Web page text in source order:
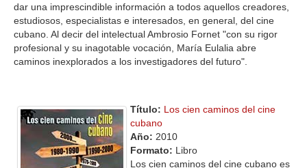
dar una imprescindible información a todos aquellos creadores,
estudiosos, especialistas e interesados, en general, del cine
cubano. Al decir del intelectual Ambrosio Fornet "con su rigor
profesional y su inagotable vocación, María Eulalia abre
caminos inexplorados a los investigadores del futuro".
Título: Los cien caminos del cine
cubano
Año: 2010
Formato: Libro
Los cien caminos del cine cubano es